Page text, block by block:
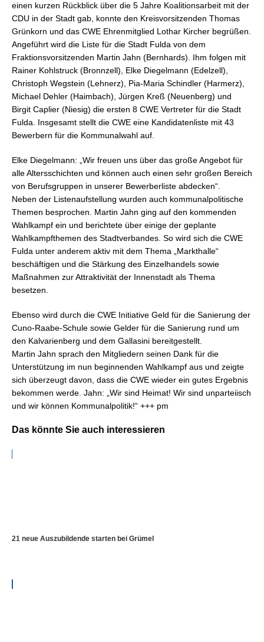
einen kurzen Rückblick über die 5 Jahre Koalitionsarbeit mit der
CDU in der Stadt gab, konnte den Kreisvorsitzenden Thomas
Grünkorn und das CWE Ehrenmitglied Lothar Kircher begrüßen.
Angeführt wird die Liste für die Stadt Fulda von dem
Fraktionsvorsitzenden Martin Jahn (Bernhards). Ihm folgen mit
Rainer Kohlstruck (Bronnzell), Elke Diegelmann (Edelzell),
Christoph Wegstein (Lehnerz), Pia-Maria Schindler (Harmerz),
Michael Dehler (Haimbach), Jürgen Kreß (Neuenberg) und
Birgit Caplier (Niesig) die ersten 8 CWE Vertreter für die Stadt
Fulda. Insgesamt stellt die CWE eine Kandidatenliste mit 43
Bewerbern für die Kommunalwahl auf.
Elke Diegelmann: „Wir freuen uns über das große Angebot für
alle Altersschichten und können auch einen sehr großen Bereich
von Berufsgruppen in unserer Bewerberliste abdecken“.
Neben der Listenaufstellung wurden auch kommunalpolitische
Themen besprochen. Martin Jahn ging auf den kommenden
Wahlkampf ein und berichtete über einige der geplante
Wahlkampfthemen des Stadtverbandes. So wird sich die CWE
Fulda unter anderem aktiv mit dem Thema „Markthalle“
beschäftigen und die Stärkung des Einzelhandels sowie
Maßnahmen zur Attraktivität der Innenstadt als Thema
besetzen.
Ebenso wird durch die CWE Initiative Geld für die Sanierung der
Cuno-Raabe-Schule sowie Gelder für die Sanierung rund um
den Kalvarienberg und dem Gallasini bereitgestellt.
Martin Jahn sprach den Mitgliedern seinen Dank für die
Unterstützung im nun beginnenden Wahlkampf aus und zeigte
sich überzeugt davon, dass die CWE wieder ein gutes Ergebnis
bekommen werde. Jahn: „Wir sind Heimat! Wir sind unparteiisch
und wir können Kommunalpolitik!“ +++ pm
Das könnte Sie auch interessieren
21 neue Auszubildende starten bei Grümel